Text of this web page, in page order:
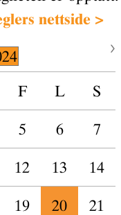
nettside >
F L S
5 6 7
12 13 14
19 20 21